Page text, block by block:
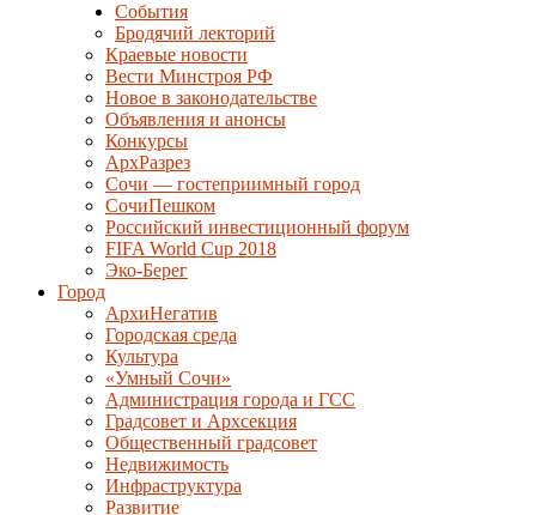
События
Бродячий лекторий
Краевые новости
Вести Минстроя РФ
Новое в законодательстве
Объявления и анонсы
Конкурсы
АрхРазрез
Сочи — гостеприимный город
СочиПешком
Российский инвестиционный форум
FIFA World Cup 2018
Эко-Берег
Город
АрхиНегатив
Городская среда
Культура
«Умный Сочи»
Администрация города и ГСС
Градсовет и Архсекция
Общественный градсовет
Недвижимость
Инфраструктура
Развитие